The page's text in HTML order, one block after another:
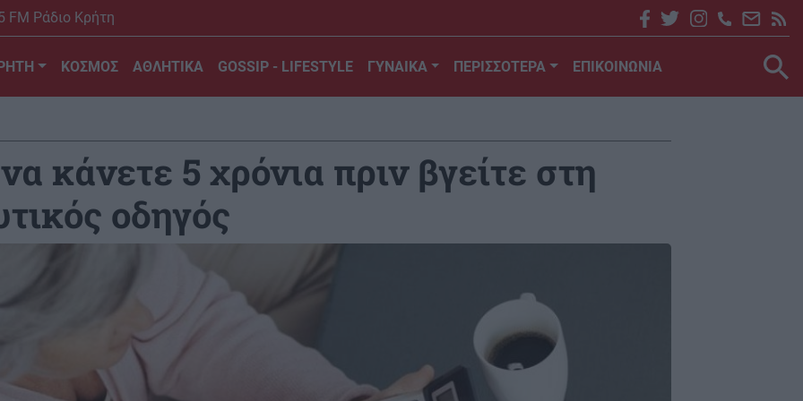
FM Ράδιο Κρήτη
ΚΟΣΜΟΣ ΑΘΛΗΤΙΚΑ GOSSIP - LIFESTYLE ΓΥΝΑΙΚΑ ΠΕΡΙΣΣΟΤΕΡΑ ΕΠΙΚΟΙΝΩΝΙΑ
κάνετε 5 χρόνια πριν βγείτε στη
οδηγός